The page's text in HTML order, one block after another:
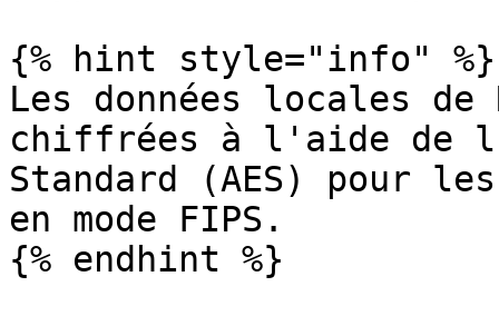
{% hint style="info" %}
Les données locales de
chiffrées à l'aide de
Standard (AES) pour
en mode FIPS.
{% endhint %}